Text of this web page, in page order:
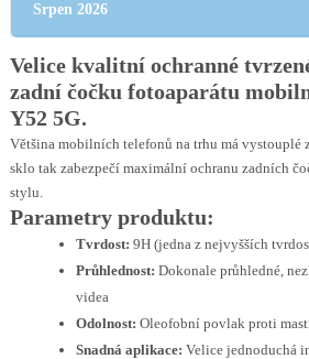
Srpen 2026
Velice kvalitní ochranné
zadní čočku fotoaparátu
Y52 5G.
Většina mobilních telefonů na trhu má vystouplé
sklo tak zabezpečí maximální ochranu zadních
stylu.
Parametry produktu:
Tvrdost: 9H (jedna z nejvyšších
Průhlednost: Dokonale průhledné,
videa
Odolnost: Oleofobní povlak proti
Snadná aplikace: Velice jednoduchá